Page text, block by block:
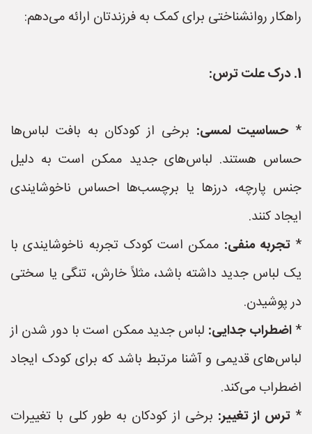
راهکار روانشناختی برای کمک به فرزندتان ارائه می‌دهم:
1. درک علت ترس:
* حساسیت لمسی: برخی از کودکان به بافت لباس‌ها
حساس هستند. لباس‌های جدید ممکن است به دلیل
جنس پارچه، درزها یا برچسب‌ها احساس ناخوشایندی
ایجاد کنند.
*تجربه منفی: ممکن است کودک تجربه ناخوشایندی با
یک لباس جدید داشته باشد، مثلاً خارش، تنگی یا سختی
در پوشیدن.
*اضطراب جدایی: لباس جدید ممکن است با دور شدن از
لباس‌های قدیمی و آشنا مرتبط باشد که برای کودک ایجاد
اضطراب می‌کند.
*ترس از تغییر: برخی از کودکان به طور کلی با تغییرات